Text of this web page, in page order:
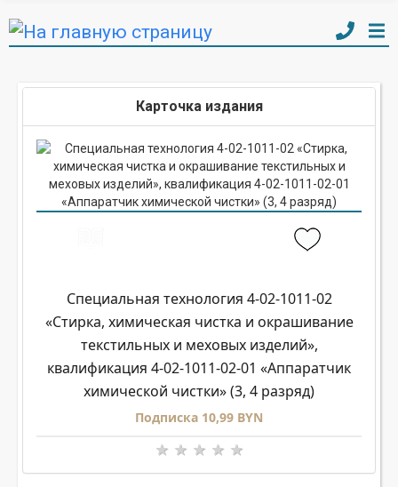
Карточка издания
Специальная технология 4-02-1011-02
«Стирка, химическая чистка и окрашивание
текстильных и меховых изделий»,
квалификация 4-02-1011-02-01 «Аппаратчик
химической чистки» (3, 4 разряд)
Подписка 10,99 BYN